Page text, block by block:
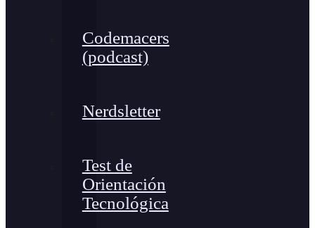
Codemacers
(podcast)
Nerdsletter
Test de
Orientación
Tecnológica